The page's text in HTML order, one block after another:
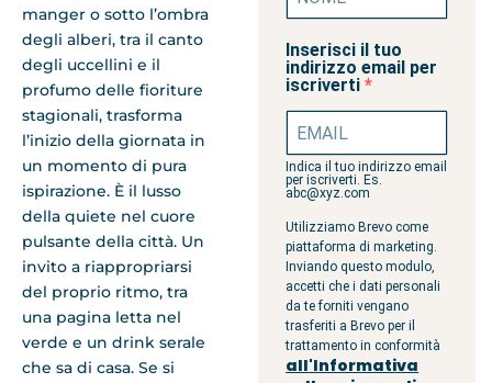
manger o sotto l’ombra
degli alberi, tra il canto
degli uccellini e il
profumo delle fioriture
stagionali, trasforma
l’inizio della giornata in
un momento di pura
ispirazione. È il lusso
della quiete nel cuore
pulsante della città. Un
invito a riappropriarsi
del proprio ritmo, tra
una pagina letta nel
verde e un drink serale
che sa di casa. Se si
Inserisci il tuo
indirizzo email per
iscriverti
Indica il tuo indirizzo email
per iscriverti. Es.
abc@xyz.com
Utilizziamo Brevo come
piattaforma di marketing.
Inviando questo modulo,
accetti che i dati personali
da te forniti vengano
trasferiti a Brevo per il
trattamento in conformità
all'Informativa